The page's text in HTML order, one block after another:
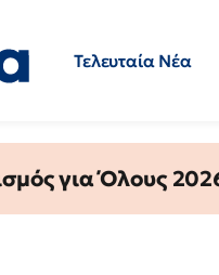
Τελευταία Νέα
για Όλους